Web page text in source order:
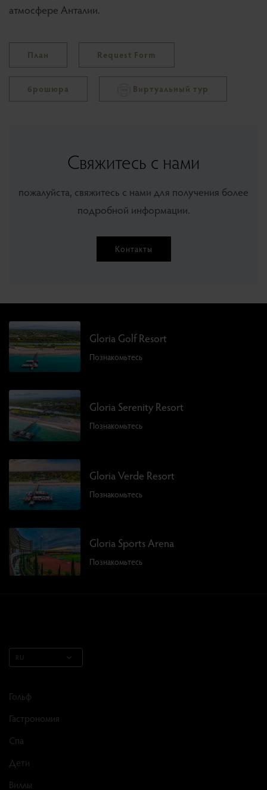
атмосфере Анталии.
План Request Form
брошюра Виртуальный тур
Свяжитесь с нами
пожалуйста, свяжитесь с нами для получения более
подробной информации.
Контакты
Gloria Golf Resort
Познакомьтесь
Gloria Serenity Resort
Познакомьтесь
Gloria Verde Resort
Познакомьтесь
Gloria Sports Arena
Познакомьтесь
RU
Гольф
Гастрономия
Спа
Дети
Виллы